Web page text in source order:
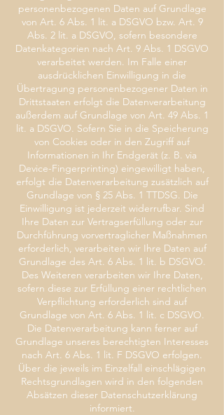
personenbezogenen Daten auf Grundlage
von Art. 6 Abs. 1 lit. a DSGVO bzw. Art. 9
Abs. 2 lit. a DSGVO, sofern besondere
Datenkategorien nach Art. 9 Abs. 1 DSGVO
verarbeitet werden. Im Falle einer
ausdrücklichen Einwilligung in die
Übertragung personenbezogener Daten in
Drittstaaten erfolgt die Datenverarbeitung
außerdem auf Grundlage von Art. 49 Abs. 1
lit. a DSGVO. Sofern Sie in die Speicherung
von Cookies oder in den Zugriff auf
Informationen in Ihr Endgerät (z. B. via
Device-Fingerprinting) eingewilligt haben,
erfolgt die Datenverarbeitung zusätzlich auf
Grundlage von § 25 Abs. 1 TTDSG. Die
Einwilligung ist jederzeit widerrufbar. Sind
Ihre Daten zur Vertragserfüllung oder zur
Durchführung vorvertraglicher Maßnahmen
erforderlich, verarbeiten wir Ihre Daten auf
Grundlage des Art. 6 Abs. 1 lit. b DSGVO.
Des Weiteren verarbeiten wir Ihre Daten,
sofern diese zur Erfüllung einer rechtlichen
Verpflichtung erforderlich sind auf
Grundlage von Art. 6 Abs. 1 lit. c DSGVO.
Die Datenverarbeitung kann ferner auf
Grundlage unseres berechtigten Interesses
nach Art. 6 Abs. 1 lit. F DSGVO erfolgen.
Über die jeweils im Einzelfall einschlägigen
Rechtsgrundlagen wird in den folgenden
Absätzen dieser Datenschutzerklärung
informiert.